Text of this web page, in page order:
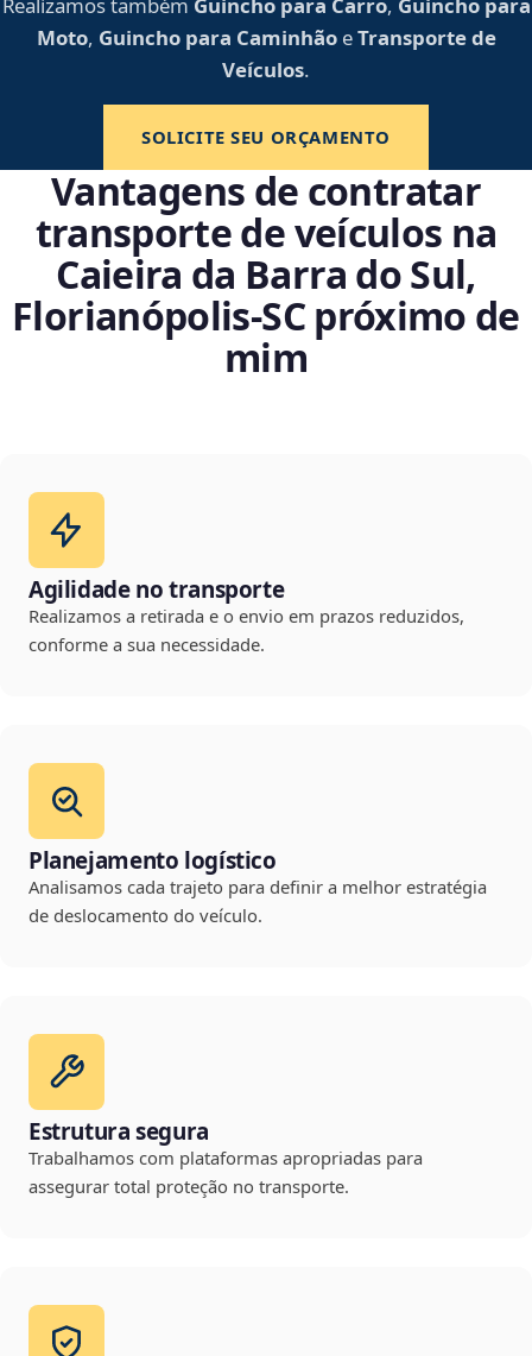
Realizamos também Guincho para Carro, Guincho para
Moto, Guincho para CaminhãoeTransporte de
Veículos.
SOLICITE SEU ORÇAMENTO
Vantagens de contratar
transporte de veículos na
Caieira da Barra do Sul,
Florianópolis‑SC próximo de
mim
Agilidade no transporte
Realizamos a retirada e o envio em prazos reduzidos,
conforme a sua necessidade.
Planejamento logístico
Analisamos cada trajeto para definir a melhor estratégia
de deslocamento do veículo.
Estrutura segura
Trabalhamos com plataformas apropriadas para
assegurar total proteção no transporte.